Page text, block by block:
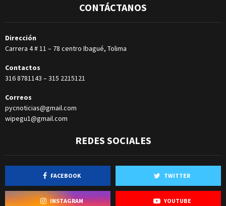
CONTÁCTANOS
Dirección
Carrera 4 # 11 – 78 centro Ibagué, Tolima
Contactos
316 8781143 –315 2215121
Correos
pycnoticias@gmail.com
wipegu1@gmail.com
REDES SOCIALES
FACEBOOK TWITTER
INSTAGRAM YOUTUBE